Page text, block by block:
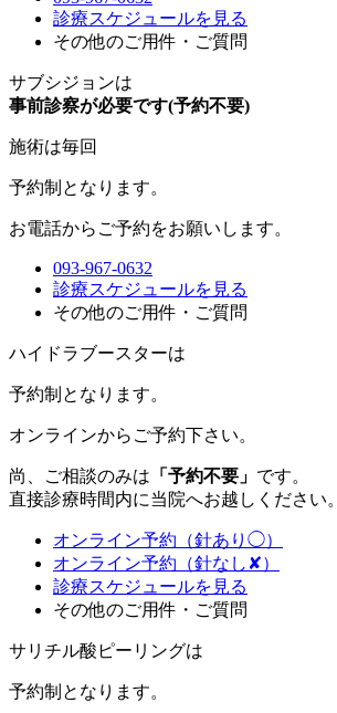
診療スケジュールを見る
その他のご用件・ご質問
サブシジョンは
事前診察が必要です(予約不要)
施術は毎回
予約制 となります。
お電話からご予約をお願いします。
093-967-0632
診療スケジュールを見る
その他のご用件・ご質問
ハイドラブースターは
予約制 となります。
オンラインからご予約下さい。
尚、ご相談のみは 「予約不要」 です。
直接診療時間内に当院へお越しください。
オンライン予約（針あり◯）
オンライン予約（針なし✘）
診療スケジュールを見る
その他のご用件・ご質問
サリチル酸ピーリングは
予約制 となります。